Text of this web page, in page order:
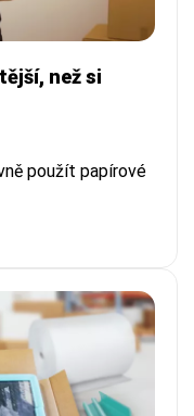
než si
použít papírové